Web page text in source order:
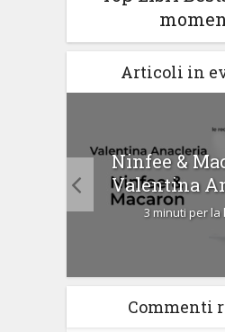
Articoli in
Ninfee &
Valentina
3 minuti per la
Commenti